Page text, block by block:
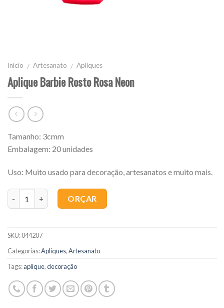
Início / Artesanato / Apliques
Aplique Barbie Rosto Rosa Neon
Tamanho: 3cmm
Embalagem: 20 unidades
Uso: Muito usado para decoração, artesanatos e muito mais.
ORÇAR
SKU:044207
Categorias:Apliques,Artesanato
Tags:aplique,decoração